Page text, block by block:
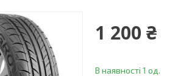
1 200 ₴
В наявності 1 од.